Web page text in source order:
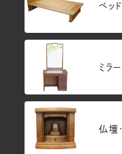
ベッド
ミラー
仏壇